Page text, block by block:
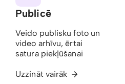
Publicē
Veido publisku foto un
video arhīvu, ērtai
satura piekļūšanai
Uzzināt vairāk